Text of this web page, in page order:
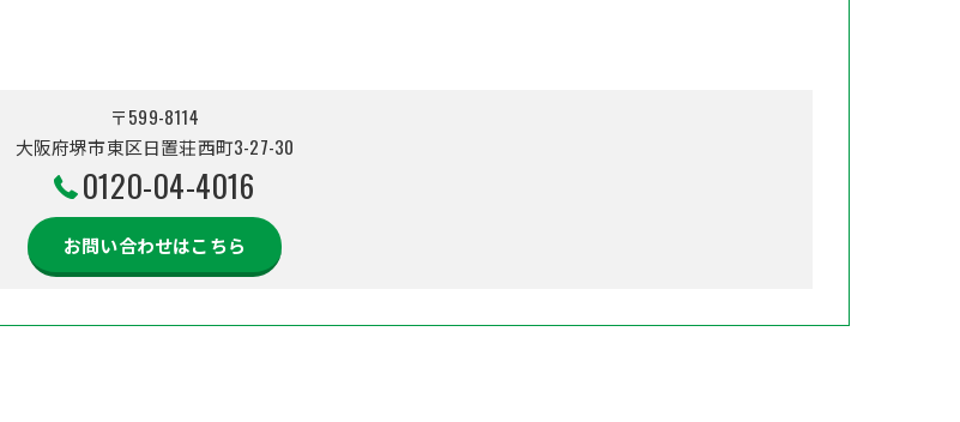
〒599-8114
大阪府堺市東区日置荘西町3-27-30
0120-04-4016
お問い合わせはこちら